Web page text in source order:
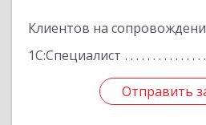
Клиентов на
1С:Специалист
Отправить
Отправить